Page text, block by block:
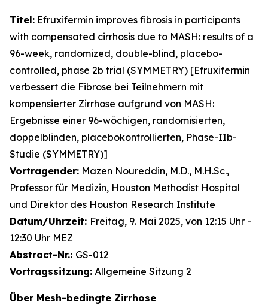
Titel: Efruxifermin improves fibrosis in participants
with compensated cirrhosis due to MASH: results of a
96-week, randomized, double-blind, placebo-
controlled, phase 2b trial (SYMMETRY) [Efruxifermin
verbessert die Fibrose bei Teilnehmern mit
kompensierter Zirrhose aufgrund von MASH:
Ergebnisse einer 96-wöchigen, randomisierten,
doppelblinden, placebokontrollierten, Phase-IIb-
Studie (SYMMETRY)]
Vortragender: Mazen Noureddin, M.D., M.H.Sc.,
Professor für Medizin, Houston Methodist Hospital
und Direktor des Houston Research Institute
Datum/Uhrzeit: Freitag, 9. Mai 2025, von 12:15 Uhr -
12:30 Uhr MEZ
Abstract-Nr.: GS-012
Vortragssitzung: Allgemeine Sitzung 2
Über Mesh-bedingte Zirrhose